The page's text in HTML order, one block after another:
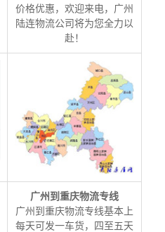
价格优惠，欢迎来电，广州
陆连物流公司将为您全力以
赴！
广州到重庆物流专线
广州到重庆物流专线基本上
每天可发一车货，四至五天